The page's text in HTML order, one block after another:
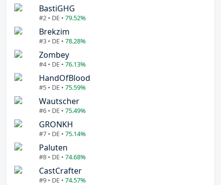
BastiGHG
#2 • DE • 79.52%
Brekzim
#3 • DE • 78.28%
Zombey
#4 • DE • 76.13%
HandOfBlood
#5 • DE • 75.59%
Wautscher
#6 • DE • 75.49%
GRONKH
#7 • DE • 75.14%
Paluten
#8 • DE • 74.68%
CastCrafter
#9 • DE • 74.57%